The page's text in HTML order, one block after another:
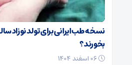
نسخه طب ایرانی برای تولد نوزاد
بخورند؟